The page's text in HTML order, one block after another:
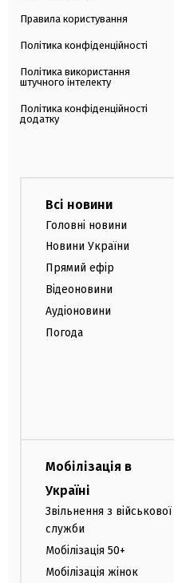
Правила користування
Політика конфіденційності
Політика використання
штучного інтелекту
Політика конфіденційності
додатку
Всі новини
Головні новини
Новини України
Прямий ефір
Відеоновини
Аудіоновини
Погода
Мобілізація в
Україні
Звільнення з військової
служби
Мобілізація 50+
Мобілізація жінок